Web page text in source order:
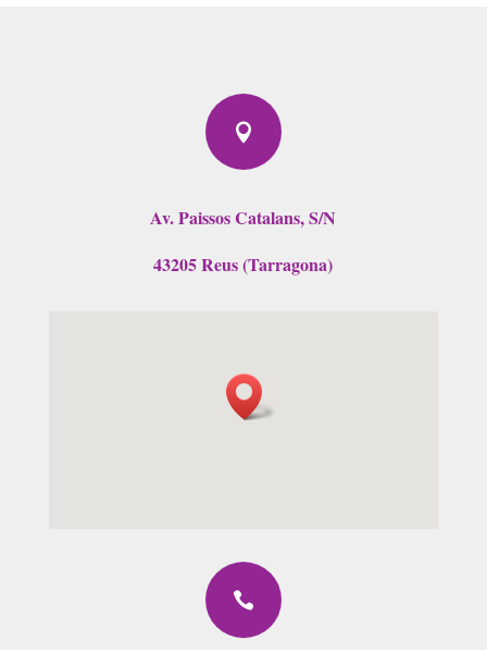

Av. Paissos Catalans, S/N
43205 Reus (Tarragona)
